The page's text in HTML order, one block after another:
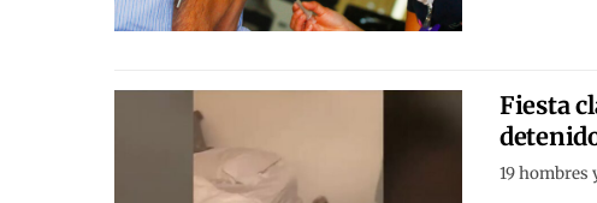
Fiesta
19 hombres